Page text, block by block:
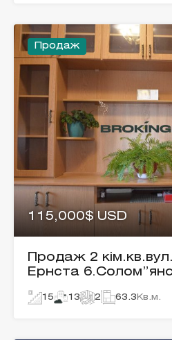
Продаж
115,000$ USD
Продаж 2
Ернста
15 13 2 63.3 Кв.м.